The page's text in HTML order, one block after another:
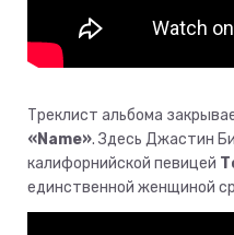
Треклист альбома
«Name». Здесь Джастин
калифорнийской певицей
единственной женщиной